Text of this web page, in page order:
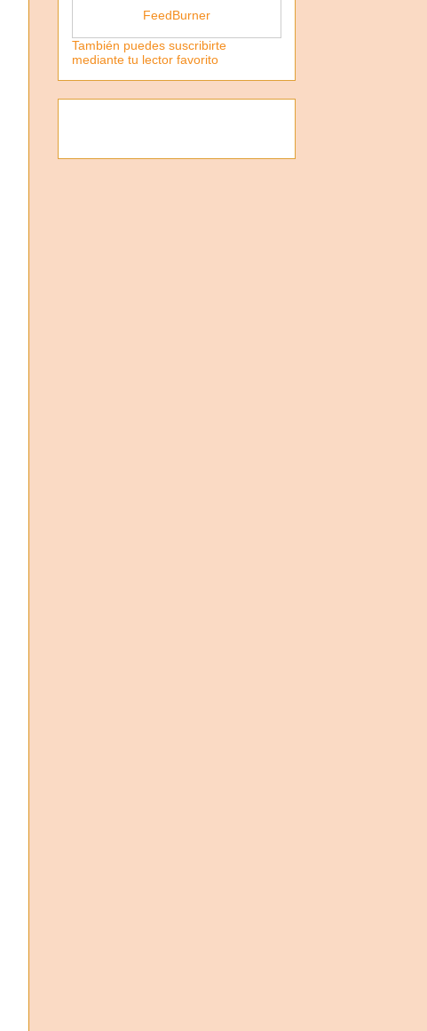
FeedBurner
También puedes suscribirte
mediante tu lector favorito